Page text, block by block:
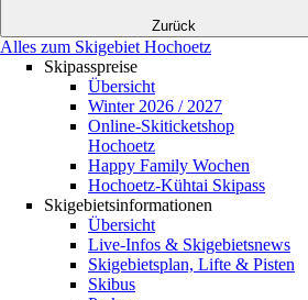
Zurück
Alles zum Skigebiet Hochoetz
Skipasspreise
Übersicht
Winter 2026 / 2027
Online-Skiticketshop
Hochoetz
Happy Family Wochen
Hochoetz-Kühtai Skipass
Skigebietsinformationen
Übersicht
Live-Infos & Skigebietsnews
Skigebietsplan, Lifte & Pisten
Skibus